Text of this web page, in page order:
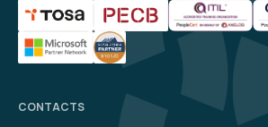
CONTACTS